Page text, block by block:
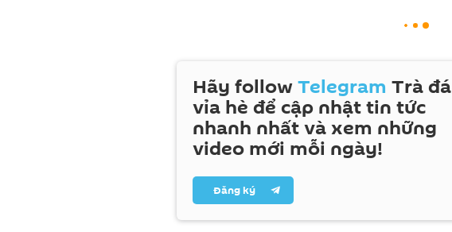
Hãy followTelegram Trà đá
vỉa hè để cập nhật tin tức
nhanh nhất và xem những
video mới mỗi ngày!
Đăng ký